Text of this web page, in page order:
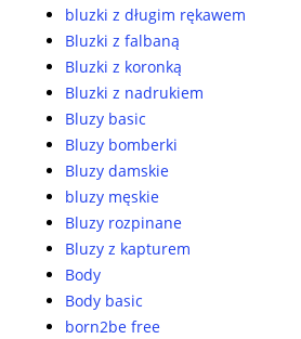
bluzki z długim rękawem
Bluzki z falbaną
Bluzki z koronką
Bluzki z nadrukiem
Bluzy basic
Bluzy bomberki
Bluzy damskie
bluzy męskie
Bluzy rozpinane
Bluzy z kapturem
Body
Body basic
born2be free